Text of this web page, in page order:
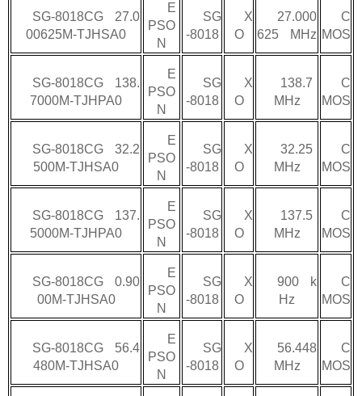
SG-8018CG 27.0
00625M-TJHSA0
E
PSO
N
SG
-8018
X
O
27.000
625 MHz
C
MOS
SG-8018CG 138.
7000M-TJHPA0
E
PSO
N
SG
-8018
X
O
138.7
MHz
C
MOS
SG-8018CG 32.2
500M-TJHSA0
E
PSO
N
SG
-8018
X
O
32.25
MHz
C
MOS
SG-8018CG 137.
5000M-TJHPA0
E
PSO
N
SG
-8018
X
O
137.5
MHz
C
MOS
SG-8018CG 0.90
00M-TJHSA0
E
PSO
N
SG
-8018
X
O
900 k
Hz
C
MOS
SG-8018CG 56.4
480M-TJHSA0
E
PSO
N
SG
-8018
X
O
56.448
MHz
C
MOS